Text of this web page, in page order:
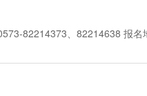
82214373、82214638 报